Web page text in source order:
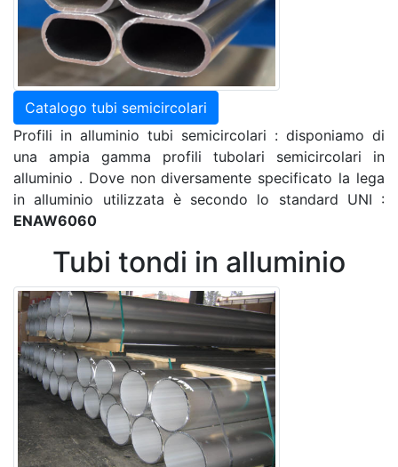
Catalogo tubi semicircolari
Profili in alluminio tubi semicircolari : disponiamo di
una ampia gamma profili tubolari semicircolari in
alluminio . Dove non diversamente specificato la lega
in alluminio utilizzata è secondo lo standard UNI :
ENAW6060
Tubi tondi in alluminio